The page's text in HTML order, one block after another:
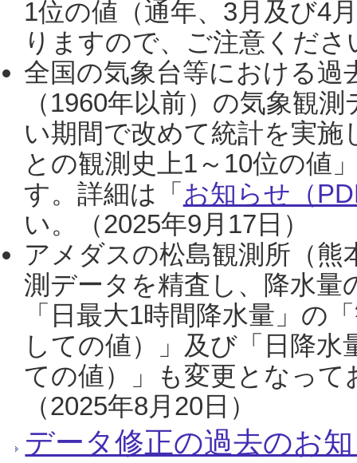
1位の値（通年、3月及び4
りますので、ご注意くだ
全国の気象台等における過
（1960年以前）の気象観
い期間で改めて統計を実
との観測史上1～10位の値
す。詳細は「 お知らせ（
い。（2025年9月17日）
アメダスの松島観測所（熊
測データを精査し、降水
「日最大1時間降水量」の
しての値）」及び「日降
ての値）」も変更となっ
（2025年8月20日）
データ修正の過去のお